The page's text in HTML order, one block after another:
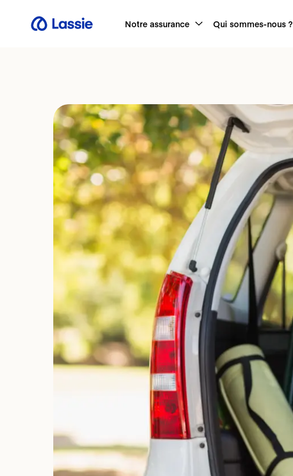
Notre assurance Qui sommes-nous ?